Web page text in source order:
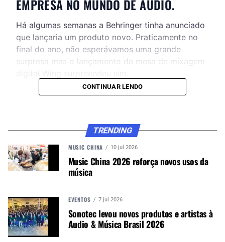
EMPRESA NO MUNDO DE ÁUDIO.
Há algumas semanas a Behringer tinha anunciado
que lançaria um produto novo. Praticamente no
final do ano, não esperávamos uma grande
surpresa mas o lançamento da mesa de mixagem
Receba novas matérias do Música & Mercado no
WhatsApp e no Google News.
Canal WhatsApp
Google News
CONTINUAR LENDO
TRENDING
MUSIC CHINA 10 jul 2026
Music China 2026 reforça novos usos da
música
EVENTOS 7 jul 2026
Sonotec levou novos produtos e artistas à
Audio & Música Brasil 2026